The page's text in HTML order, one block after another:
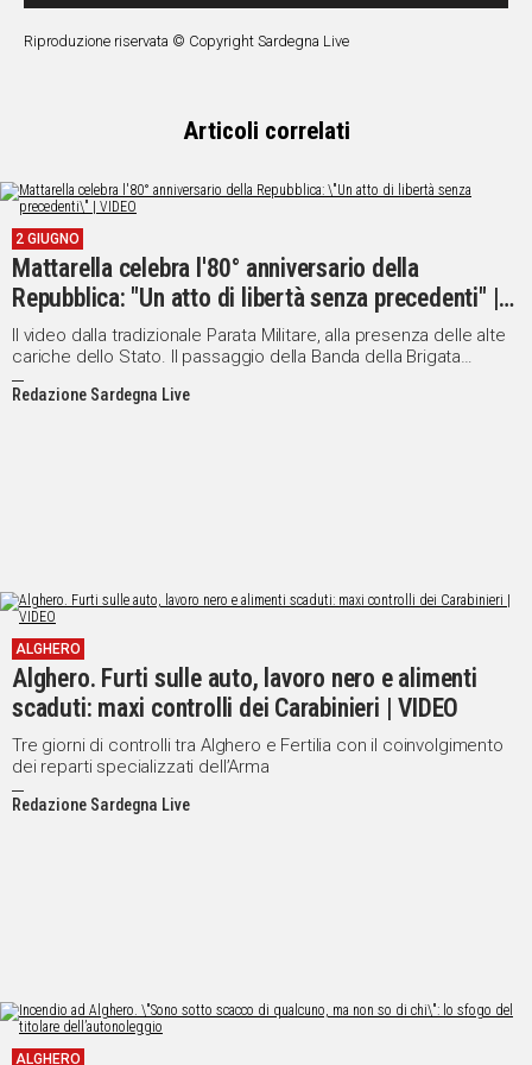
Riproduzione riservata © Copyright Sardegna Live
Articoli correlati
2 GIUGNO
Mattarella celebra l'80° anniversario della
Repubblica: "Un atto di libertà senza precedenti" |
VIDEO
Il video dalla tradizionale Parata Militare, alla presenza delle alte
cariche dello Stato. Il passaggio della Banda della Brigata
"Sassari"
Redazione Sardegna Live
ALGHERO
Alghero. Furti sulle auto, lavoro nero e alimenti
scaduti: maxi controlli dei Carabinieri | VIDEO
Tre giorni di controlli tra Alghero e Fertilia con il coinvolgimento
dei reparti specializzati dell’Arma
Redazione Sardegna Live
ALGHERO